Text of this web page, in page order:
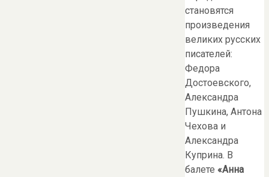
становятся
произведения
великих русских
писателей:
Федора
Достоевского,
Александра
Пушкина, Антона
Чехова и
Александра
Куприна. В
балете «Анна